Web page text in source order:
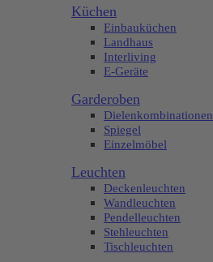
Küchen
Einbauküchen
Landhaus
Interliving
E-Geräte
Garderoben
Dielenkombinationen
Spiegel
Einzelmöbel
Leuchten
Deckenleuchten
Wandleuchten
Pendelleuchten
Stehleuchten
Tischleuchten